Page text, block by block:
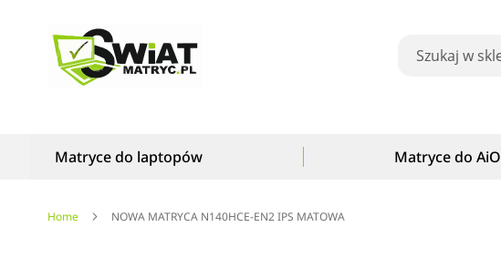
Matryce do laptopów Matryce do AiO
Home NOWA MATRYCA N140HCE-EN2 IPS MATOWA